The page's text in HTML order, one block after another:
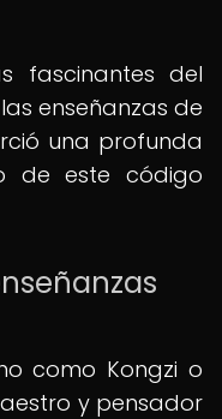
fascinantes del
enseñanzas de
una profunda
de este código
como Kongzi o
y pensador